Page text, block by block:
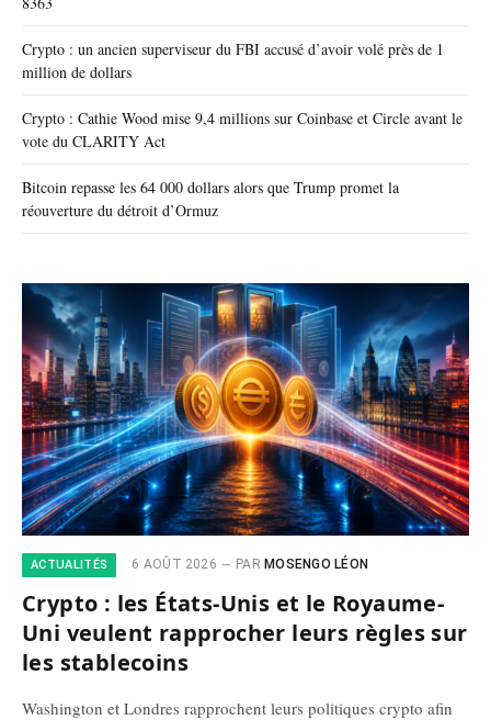
Crypto : un ancien superviseur du FBI accusé d’avoir volé près de 1
million de dollars
Crypto : Cathie Wood mise 9,4 millions sur Coinbase et Circle avant le
vote du CLARITY Act
Bitcoin repasse les 64 000 dollars alors que Trump promet la
réouverture du détroit d’Ormuz
ACTUALITÉS 6 AOÛT 2026 PAR MOSENGO LÉON
Crypto : les États-Unis et le Royaume-
Uni veulent rapprocher leurs règles sur
les stablecoins
Washington et Londres rapprochent leurs politiques crypto afin